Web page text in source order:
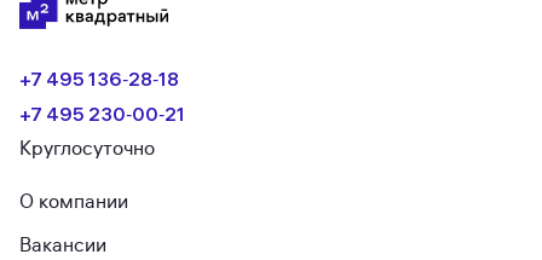
+7 495 136‑28‑18
+7 495 230‑00‑21
Круглосуточно
О компании
Вакансии